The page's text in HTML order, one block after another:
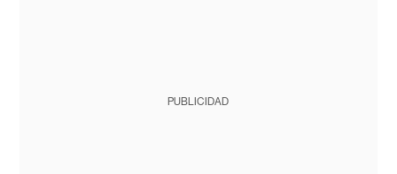
PUBLICIDAD